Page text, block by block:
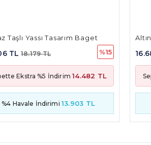
Tektaş Yüzük
TL 19.687 TL
Sepette Ekstra %5 İndirim15.684 TL
%4 Havale İndirimi15.056 TL